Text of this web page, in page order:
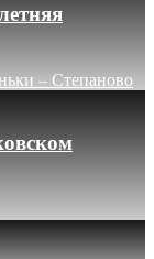
– Степаново